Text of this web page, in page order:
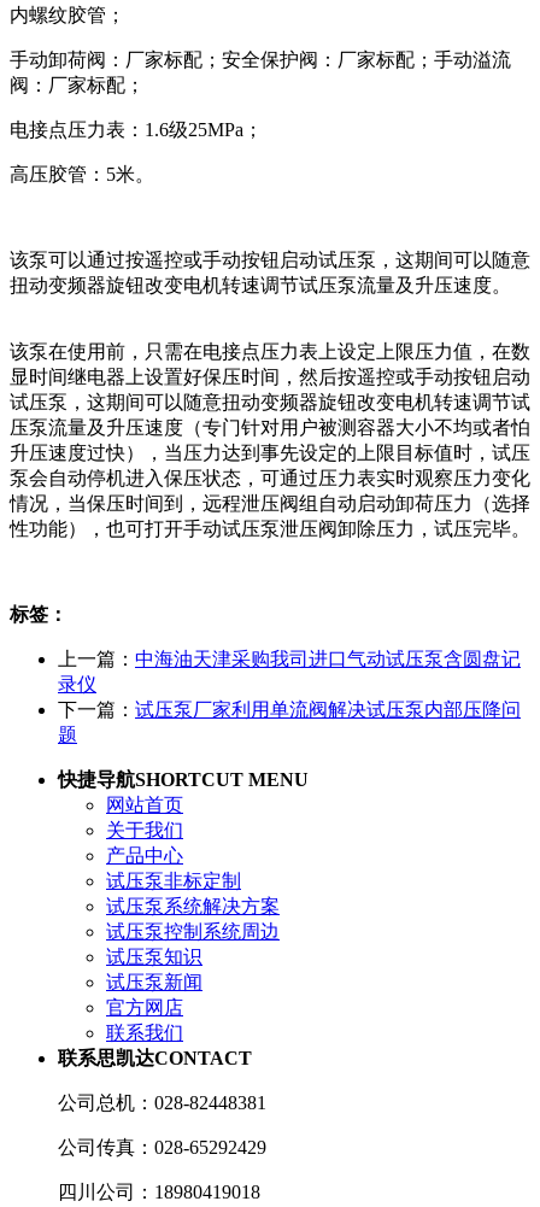
内螺纹胶管；
手动卸荷阀：厂家标配；安全保护阀：厂家标配；手动溢流
阀：厂家标配；
电接点压力表：1.6级25MPa；
高压胶管：5米。
该泵可以通过按遥控或手动按钮启动试压泵，这期间可以随意
扭动变频器旋钮改变电机转速调节试压泵流量及升压速度。
该泵在使用前，只需在电接点压力表上设定上限压力值，在数
显时间继电器上设置好保压时间，然后按遥控或手动按钮启动
试压泵，这期间可以随意扭动变频器旋钮改变电机转速调节试
压泵流量及升压速度（专门针对用户被测容器大小不均或者怕
升压速度过快），当压力达到事先设定的上限目标值时，试压
泵会自动停机进入保压状态，可通过压力表实时观察压力变化
情况，当保压时间到，远程泄压阀组自动启动卸荷压力（选择
性功能），也可打开手动试压泵泄压阀卸除压力，试压完毕。
标签：
上一篇： 中海油天津采购我司进口气动试压泵含圆盘记
录仪
下一篇： 试压泵厂家利用单流阀解决试压泵内部压降问
题
快捷导航SHORTCUT MENU
网站首页
关于我们
产品中心
试压泵非标定制
试压泵系统解决方案
试压泵控制系统周边
试压泵知识
试压泵新闻
官方网店
联系我们
联系思凯达CONTACT
公司总机：028-82448381
公司传真：028-65292429
四川公司：18980419018